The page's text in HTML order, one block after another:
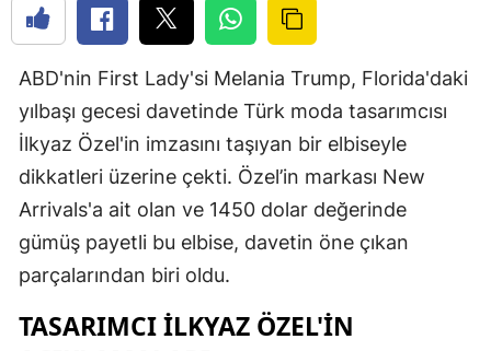
ABD'nin First Lady'si Melania Trump, Florida'daki
yılbaşı gecesi davetinde Türk moda tasarımcısı
İlkyaz Özel'in imzasını taşıyan bir elbiseyle
dikkatleri üzerine çekti. Özel’in markası New
Arrivals'a ait olan ve 1450 dolar değerinde
gümüş payetli bu elbise, davetin öne çıkan
parçalarından biri oldu.
TASARIMCI İLKYAZ ÖZEL'IN